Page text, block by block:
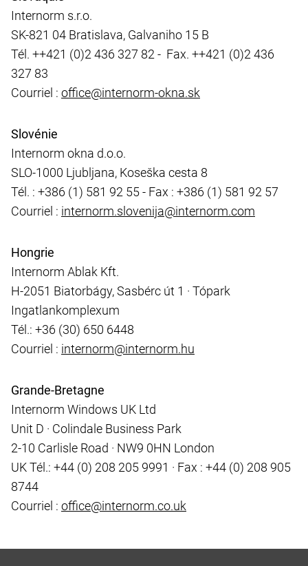
Internorm s.r.o.
SK-821 04 Bratislava, Galvaniho 15 B
Tél. ++421 (0)2 436 327 82 - Fax. ++421 (0)2 436
327 83
Courriel : office@internorm-okna.sk
Slovénie
Internorm okna d.o.o.
SLO-1000 Ljubljana, Koseška cesta 8
Tél. : +386 (1) 581 92 55 - Fax : +386 (1) 581 92 57
Courriel : internorm.slovenija@internorm.com
Hongrie
Internorm Ablak Kft.
H-2051 Biatorbágy, Sasbérc út 1 · Tópark
Ingatlankomplexum
Tél.: +36 (30) 650 6448
Courriel : internorm@internorm.hu
Grande-Bretagne
Internorm Windows UK Ltd
Unit D · Colindale Business Park
2-10 Carlisle Road · NW9 0HN London
UK Tél.: +44 (0) 208 205 9991 · Fax : +44 (0) 208 905
8744
Courriel : office@internorm.co.uk